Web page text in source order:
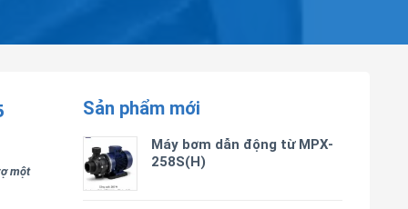
Sản phẩm mới
Máy bơm dẫn động từ MPX-
258S(H)
một